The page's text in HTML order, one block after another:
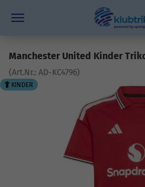
Manchester United Kinder
(Art.Nr.: AD-KC4796)
KINDER